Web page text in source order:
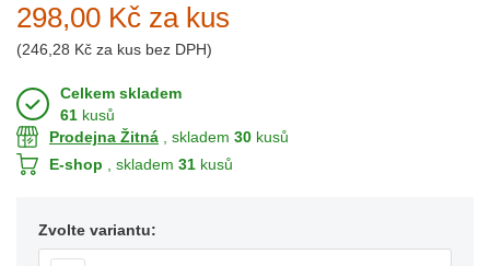
298,00 Kč za kus
(246,28 Kč za kus bez DPH)
Celkem skladem
61 kusů
Prodejna Žitná , skladem 30 kusů
E-shop , skladem 31 kusů
Zvolte variantu: